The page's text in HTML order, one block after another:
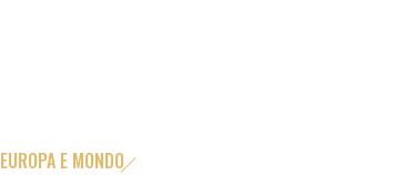
EUROPA E MONDO